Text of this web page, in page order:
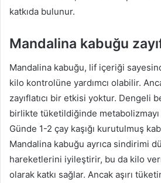
katkıda bulunur.
Mandalina kabuğu
Mandalina kabuğu, lif içeriği
kilo kontrolüne yardımcı olabilir.
zayıflatıcı bir etkisi yoktur. Dengeli
birlikte tüketildiğinde
Günde 1-2 çay kaşığı kurutulmuş
Mandalina kabuğu ayrıca sindirimi
hareketlerini iyileştirir, bu da kilo
olarak katkı sağlar. Ancak aşırı